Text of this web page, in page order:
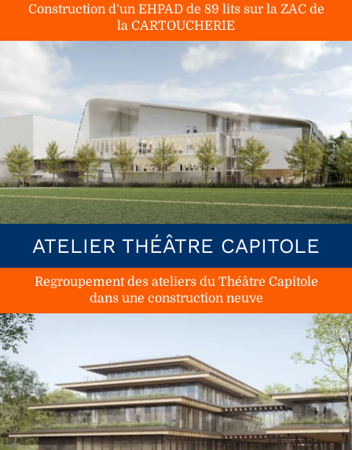
Construction d’un EHPAD de 89 lits sur la ZAC de
la CARTOUCHERIE
ATELIER THÉÂTRE CAPITOLE
Regroupement des ateliers du Théâtre Capitole
dans une construction neuve